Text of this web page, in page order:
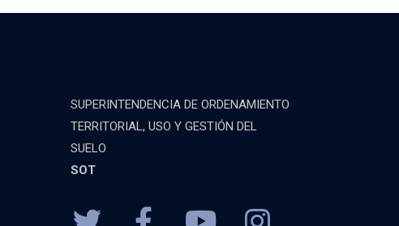
SUPERINTENDENCIA DE ORDENAMIENTO
TERRITORIAL, USO Y GESTIÓN DEL
SUELO
SOT